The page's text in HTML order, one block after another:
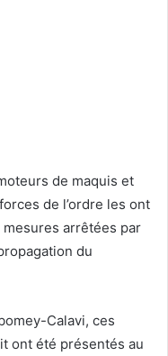
de maquis et
de l’ordre les ont
arrêtées par
du
Calavi, ces
ont été présentés au